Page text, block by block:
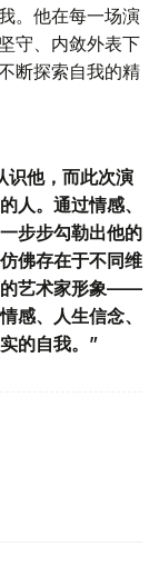
。他在每一场演
守、内敛外表下
断探索自我的精
识他，而此次演
人。通过情感、
步步勾勒出他的
佛存在于不同维
的艺术家形象——
感、人生信念、
的自我。”